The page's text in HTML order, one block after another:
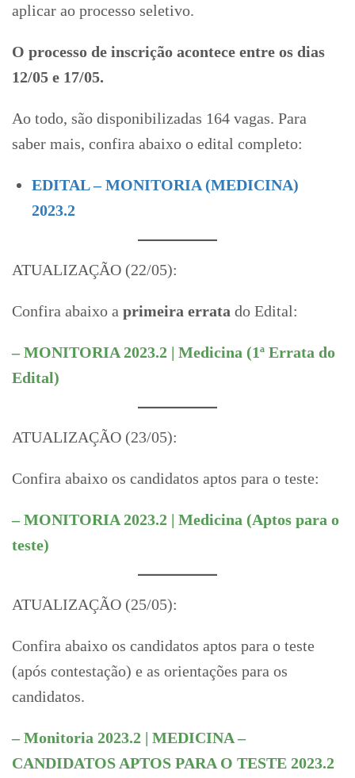
aplicar ao processo seletivo.
O processo de inscrição acontece entre os dias
12/05 e 17/05.
Ao todo, são disponibilizadas 164 vagas. Para
saber mais, confira abaixo o edital completo:
EDITAL – MONITORIA (MEDICINA)
2023.2
ATUALIZAÇÃO (22/05):
Confira abaixo a primeira errata do Edital:
– MONITORIA 2023.2 | Medicina (1ª Errata do
Edital)
ATUALIZAÇÃO (23/05):
Confira abaixo os candidatos aptos para o teste:
– MONITORIA 2023.2 | Medicina (Aptos para o
teste)
ATUALIZAÇÃO (25/05):
Confira abaixo os candidatos aptos para o teste
(após contestação) e as orientações para os
candidatos.
– Monitoria 2023.2 | MEDICINA –
CANDIDATOS APTOS PARA O TESTE 2023.2